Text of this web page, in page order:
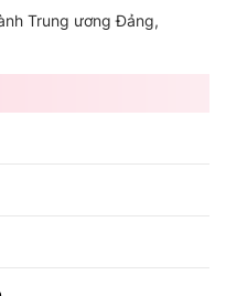
Trung ương Đảng,